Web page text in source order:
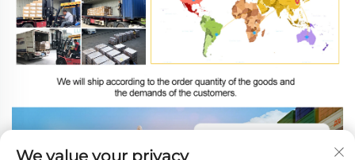
We value your privacy